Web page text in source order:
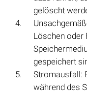
gelöscht
Löschen oder
gespeichert
Stromausfall:
während des